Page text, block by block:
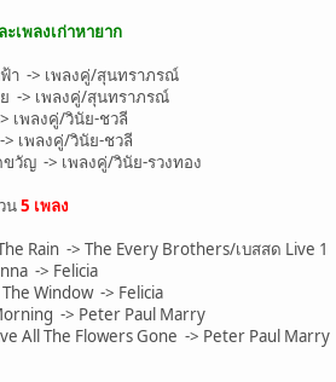
เพลงเก่าหายาก
า -> เพลงคู่/สุนทราภรณ์
-> เพลงคู่/สุนทราภรณ์
เพลงคู่/วินัย-ชวลี
เพลงคู่/วินัย-ชวลี
วัญ -> เพลงคู่/วินัย-รวงทอง
น5 เพลง
Rain -> The Every Brothers/เบสสด Live 1
-> Felicia
Window -> Felicia
-> Peter Paul Marry
All The Flowers Gone -> Peter Paul Marry